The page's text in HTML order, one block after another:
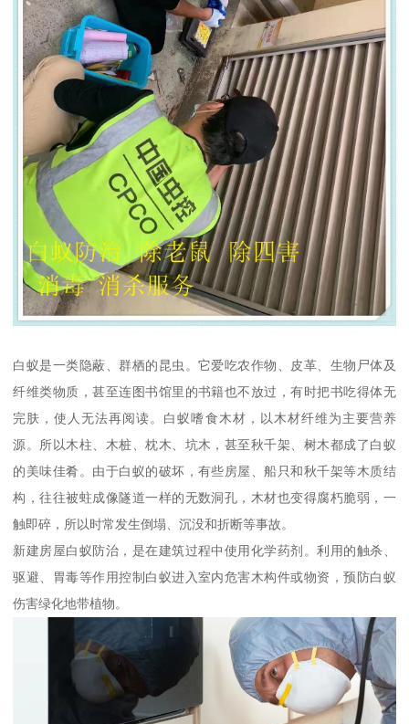
白蚁是一类隐蔽、群栖的昆虫。它爱吃农作物、皮革、生物尸体及
纤维类物质，甚至连图书馆里的书籍也不放过，有时把书吃得体无
完肤，使人无法再阅读。白蚁嗜食木材，以木材纤维为主要营养
源。所以木柱、木桩、枕木、坑木，甚至秋千架、树木都成了白蚁
的美味佳肴。由于白蚁的破坏，有些房屋、船只和秋千架等木质结
构，往往被蛀成像隧道一样的无数洞孔，木材也变得腐朽脆弱，一
触即碎，所以时常发生倒塌、沉没和折断等事故。
新建房屋白蚁防治，是在建筑过程中使用化学药剂。利用的触杀、
驱避、胃毒等作用控制白蚁进入室内危害木构件或物资，预防白蚁
伤害绿化地带植物。